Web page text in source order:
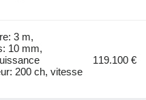
3 m,
10 mm,
200 ch, vitesse
119.100 €